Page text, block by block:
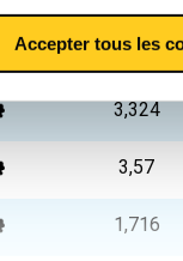
Accepter tous les
2,826
3,324
3,57
1,716